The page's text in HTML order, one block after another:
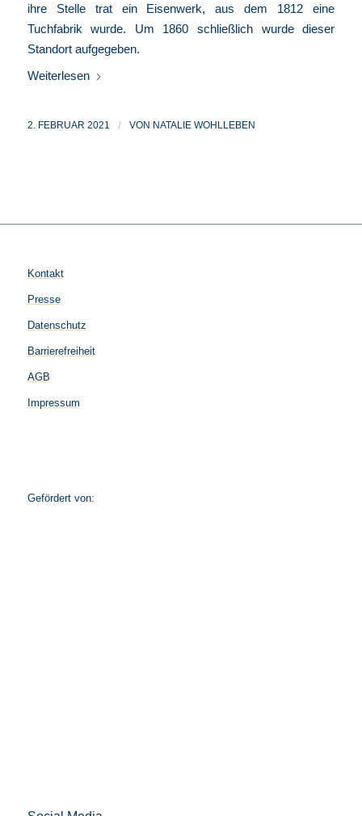
ihre Stelle trat ein Eisenwerk, aus dem 1812 eine
Tuchfabrik wurde. Um 1860 schließlich wurde dieser
Standort aufgegeben.
Weiterlesen
2. FEBRUAR 2021 / VON NATALIE WOHLLEBEN
Kontakt
Presse
Datenschutz
Barrierefreiheit
AGB
Impressum
Gefördert von: